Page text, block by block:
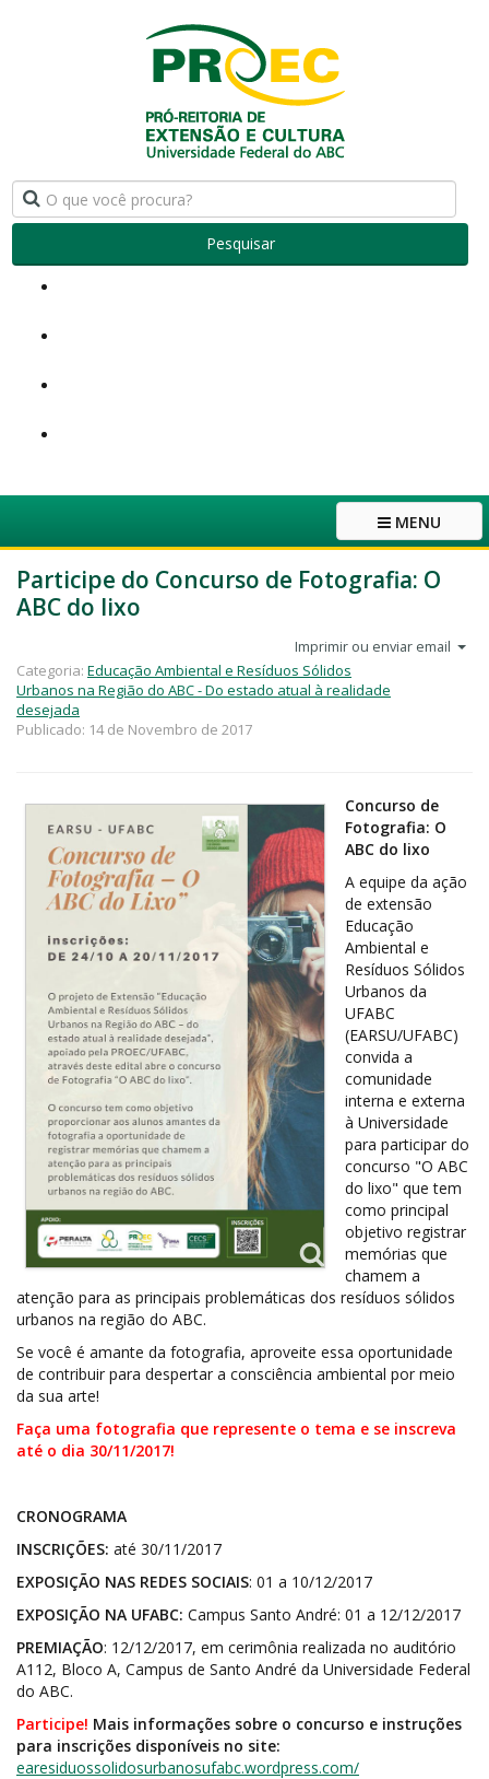
Pesquisar
MENU
Participe do Concurso de Fotografia: O
ABC do lixo
Imprimir ou enviar email
Categoria: Educação Ambiental e Resíduos Sólidos
Urbanos na Região do ABC - Do estado atual à realidade
desejada
Publicado: 14 de Novembro de 2017
Concurso de
Fotografia: O
ABC do lixo
A equipe da ação
de extensão
Educação
Ambiental e
Resíduos Sólidos
Urbanos da
UFABC
(EARSU/UFABC)
convida a
comunidade
interna e externa
à Universidade
para participar do
concurso "O ABC
do lixo" que tem
como principal
objetivo registrar
memórias que
chamem a
atenção para as principais problemáticas dos resíduos sólidos
urbanos na região do ABC.
Se você é amante da fotografia, aproveite essa oportunidade
de contribuir para despertar a consciência ambiental por meio
da sua arte!
Faça uma fotografia que represente o tema e se inscreva
até o dia 30/11/2017!
CRONOGRAMA
INSCRIÇÕES: até 30/11/2017
EXPOSIÇÃO NAS REDES SOCIAIS: 01 a 10/12/2017
EXPOSIÇÃO NA UFABC: Campus Santo André: 01 a 12/12/2017
PREMIAÇÃO: 12/12/2017, em cerimônia realizada no auditório
A112, Bloco A, Campus de Santo André da Universidade Federal
do ABC.
Participe! Mais informações sobre o concurso e instruções
para inscrições disponíveis no site:
earesiduossolidosurbanosufabc.wordpress.com/